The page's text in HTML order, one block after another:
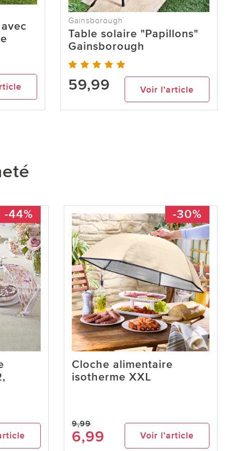
Gainsborough
Table solaire "Papillons"
Gainsborough
59,99 Voir l’article
-44% -30%
Cloche alimentaire
isotherme XXL
9,99
6,99 Voir l’article